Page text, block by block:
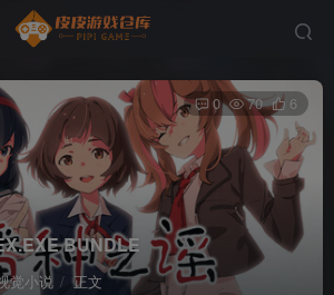
BUNDLE
觉小说 正文
0 70 6